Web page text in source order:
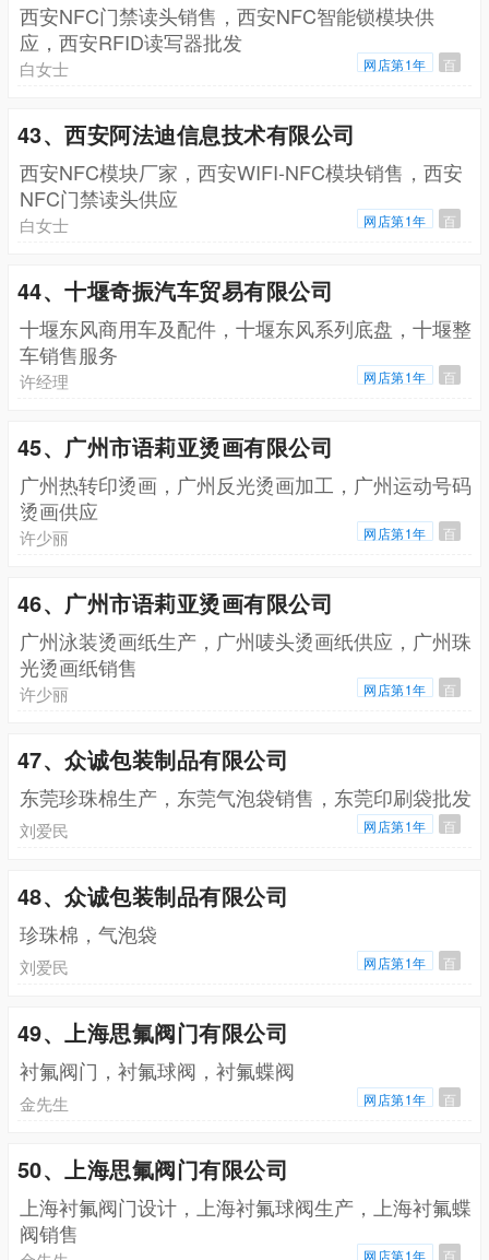
西安NFC门禁读头销售，西安NFC智能锁模块供
应，西安RFID读写器批发
白女士 网店第1年 百
43、西安阿法迪信息技术有限公司
西安NFC模块厂家，西安WIFI-NFC模块销售，西安
NFC门禁读头供应
白女士 网店第1年 百
44、十堰奇振汽车贸易有限公司
十堰东风商用车及配件，十堰东风系列底盘，十堰整
车销售服务
许经理 网店第1年 百
45、广州市语莉亚烫画有限公司
广州热转印烫画，广州反光烫画加工，广州运动号码
烫画供应
许少丽 网店第1年 百
46、广州市语莉亚烫画有限公司
广州泳装烫画纸生产，广州唛头烫画纸供应，广州珠
光烫画纸销售
许少丽 网店第1年 百
47、众诚包装制品有限公司
东莞珍珠棉生产，东莞气泡袋销售，东莞印刷袋批发
刘爱民 网店第1年 百
48、众诚包装制品有限公司
珍珠棉，气泡袋
刘爱民 网店第1年 百
49、上海思氟阀门有限公司
衬氟阀门，衬氟球阀，衬氟蝶阀
金先生 网店第1年 百
50、上海思氟阀门有限公司
上海衬氟阀门设计，上海衬氟球阀生产，上海衬氟蝶
阀销售
网店第1年 百